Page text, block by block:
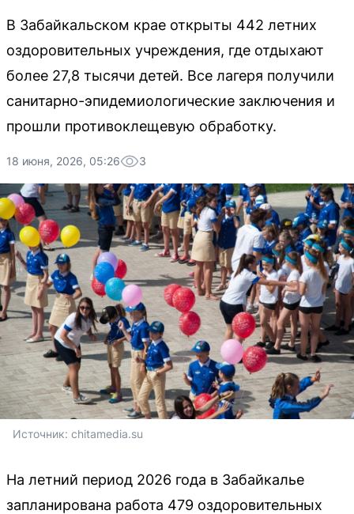
В Забайкальском крае открыты 442 летних
оздоровительных учреждения, где отдыхают
более 27,8 тысячи детей. Все лагеря получили
санитарно-эпидемиологические заключения и
прошли противоклещевую обработку.
18 июня, 2026, 05:26 3
Источник: chitamedia.su
На летний период 2026 года в Забайкалье
запланирована работа 479 оздоровительных